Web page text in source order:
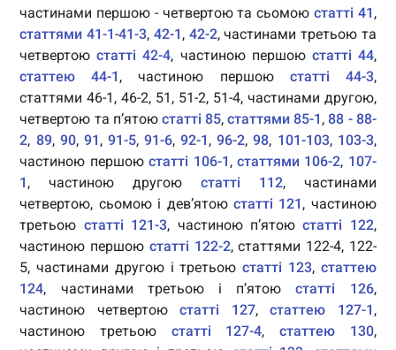
частинами першою - четвертою та сьомою статті 41 ,
статтями 41-1-41-3, 42-1 , 42-2, частинами третьою та
четвертоюстатті 42-4, частиною першою статті 44,
статтею 44-1 , частиною першою статті 44-3,
статтями 46-1, 46-2, 51, 51-2, 51-4, частинами другою,
четвертою та п’ятою статті 85,статтями 85-1 ,88 - 88-
2, 89, 90, 91 , 91-5,91-6,92-1 ,96-2,98, 101-103, 103-3,
частиною першоюстатті 106-1 , статтями 106-2, 107-
1 , частиною другою статті 112, частинами
четвертою, сьомою і дев’ятою статті 121 , частиною
третьою статті 121-3, частиною п’ятоюстатті 122,
частиною першою статті 122-2, статтями 122-4, 122-
5, частинами другою і третьоюстатті 123, статтею
124, частинами третьою і п’ятоюстатті 126,
частиною четвертоюстатті 127,статтею 127-1 ,
частиною третьою статті 127-4, статтею 130,